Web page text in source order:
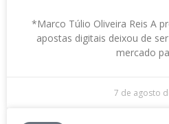
*Marco Túlio Oliveira Reis A
apostas digitais deixou de
mercado
7 de agosto